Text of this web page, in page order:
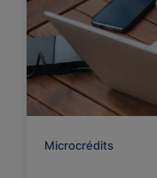
Microcrédits